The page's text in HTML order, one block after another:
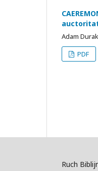
Adam Durak
PDF
Ruch